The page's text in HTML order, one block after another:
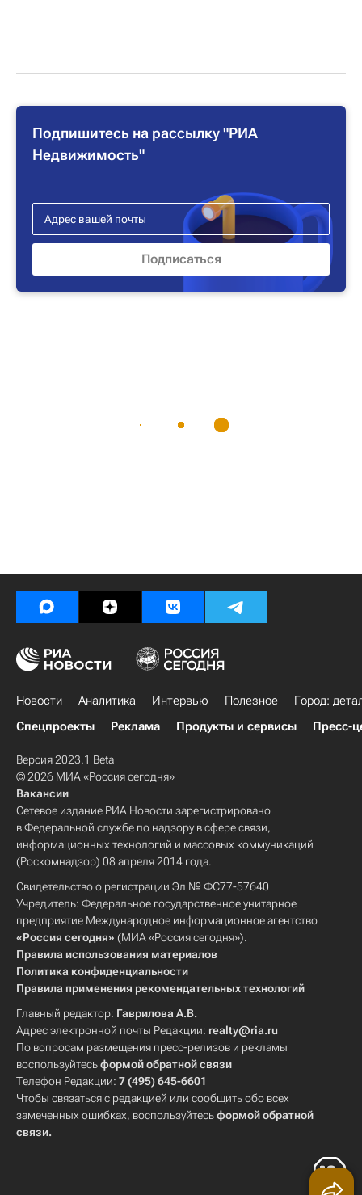
Подпишитесь на рассылку "РИА
Недвижимость"
Новости Аналитика Интервью Полезное
Город:
Спецпроекты
Реклама Продукты и сервисы Пресс-
Версия 2023.1 Beta
© 2026 МИА «Россия сегодня»
Вакансии
Сетевое издание РИА Новости зарегистрировано
в Федеральной службе по надзору в сфере связи,
информационных технологий и массовых коммуникаций
(Роскомнадзор) 08 апреля 2014 года.
Свидетельство о регистрации Эл № ФС77-57640
Учредитель: Федеральное государственное унитарное
предприятие Международное информационное агентство
«Россия сегодня» (МИА «Россия сегодня»).
Правила использования материалов
Политика конфиденциальности
Правила применения рекомендательных технологий
Главный редактор: Гаврилова А.В.
Адрес электронной почты Редакции: realty@ria.ru
По вопросам размещения пресс-релизов и рекламы
воспользуйтесьформой обратной связи
Телефон Редакции: 7 (495) 645-6601
Чтобы связаться с редакцией или сообщить обо всех
замеченных ошибках, воспользуйтесьформой обратной
связи.